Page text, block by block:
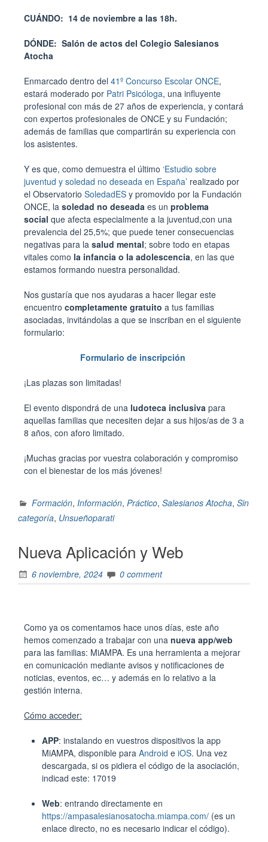
CUÁNDO: 14 de noviembre a las 18h.
DÓNDE: Salón de actos del Colegio Salesianos
Atocha
Enmarcado dentro del 41º Concurso Escolar ONCE,
estará moderado por Patri Psicóloga, una influyente
profesional con más de 27 años de experiencia, y contará
con expertos profesionales de ONCE y su Fundación;
además de familias que compartirán su experiencia con
los asistentes.
Y es que, como demuestra el último ‘Estudio sobre
juventud y soledad no deseada en España’ realizado por
el Observatorio SoledadES y promovido por la Fundación
ONCE, la soledad no deseada es un problema
social que afecta especialmente a la juventud,con una
prevalencia del 25,5%; que puede tener consecuencias
negativas para la salud mental; sobre todo en etapas
vitales como la infancia o la adolescencia, en las que
estamos formando nuestra personalidad.
Nos gustaría que nos ayudaras a hacer llegar este
encuentro completamente gratuito a tus familias
asociadas, invitándolas a que se inscriban en el siguiente
formulario:
Formulario de inscripción
¡Las plazas son limitadas!
El evento dispondrá de una ludoteca inclusiva para
aquellas familias que necesiten dejar a sus hijos/as de 3 a
8 años, con aforo limitado.
¡Muchas gracias por vuestra colaboración y compromiso
con el bienestar de los más jóvenes!
Formación, Información, Práctico, Salesianos Atocha, Sin
categoría, Unsueñoparati
Nueva Aplicación y Web
6 noviembre, 2024 0 comment
Como ya os comentamos hace unos días, este año
hemos comenzado a trabajar con una nueva app/web
para las familias: MiAMPA. Es una herramienta a mejorar
en comunicación mediante avisos y notificaciones de
noticias, eventos, ec… y además en lo relativo a la
gestión interna.
Cómo acceder:
APP: instalando en vuestros dispositivos la app
MiAMPA, disponible para Android e iOS. Una vez
descargada, si os pidiera el código de la asociación,
indicad este: 17019
Web: entrando directamente en
https://ampasalesianosatocha.miampa.com/ (es un
enlace directo, no es necesario indicar el código).